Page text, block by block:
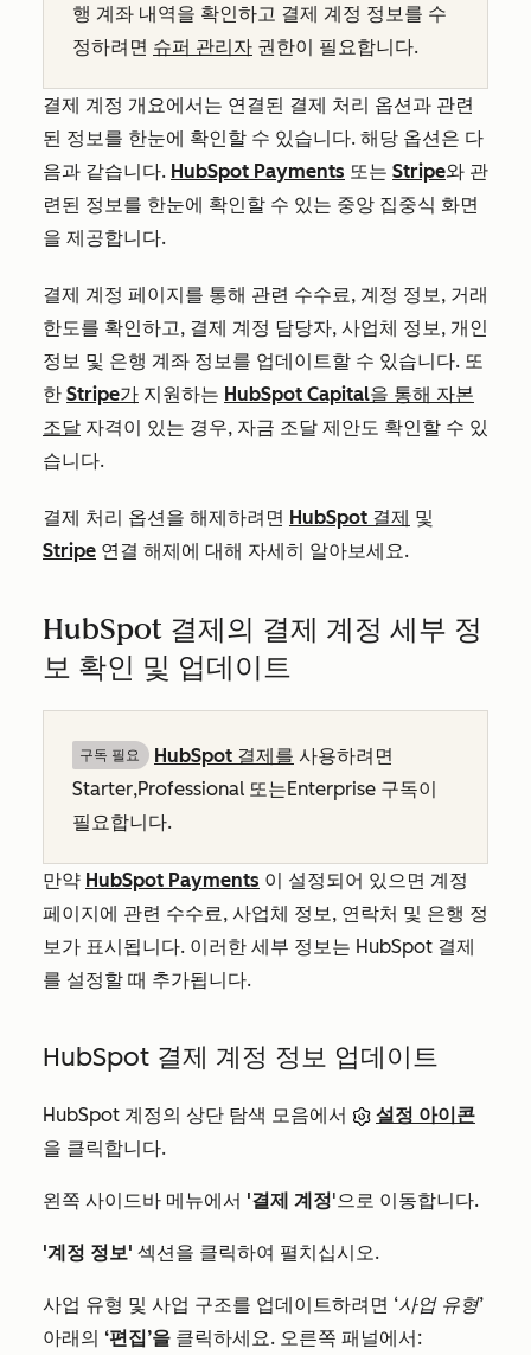
행 계좌 내역을 확인하고 결제 계정 정보를 수
정하려면 슈퍼 관리자 권한이 필요합니다.
결제 계정 개요에서는 연결된 결제 처리 옵션과 관련
된 정보를 한눈에 확인할 수 있습니다. 해당 옵션은 다
음과 같습니다. HubSpot Payments 또는 Stripe와 관
련된 정보를 한눈에 확인할 수 있는 중앙 집중식 화면
을 제공합니다.
결제 계정 페이지를 통해 관련 수수료, 계정 정보, 거래
한도를 확인하고, 결제 계정 담당자, 사업체 정보, 개인
정보 및 은행 계좌 정보를 업데이트할 수 있습니다. 또
한 Stripe가 지원하는 HubSpot Capital을 통해 자본
조달 자격이 있는 경우, 자금 조달 제안도 확인할 수 있
습니다.
결제 처리 옵션을 해제하려면 HubSpot 결제 및
Stripe 연결 해제에 대해 자세히 알아보세요.
HubSpot 결제의 결제 계정 세부 정
보 확인 및 업데이트
구독 필요 HubSpot 결제를 사용하려면
Starter,Professional 또는Enterprise 구독이
필요합니다.
만약 HubSpot Payments 이 설정되어 있으면 계정
페이지에 관련 수수료, 사업체 정보, 연락처 및 은행 정
보가 표시됩니다. 이러한 세부 정보는 HubSpot 결제
를 설정할 때 추가됩니다.
HubSpot 결제 계정 정보 업데이트
HubSpot 계정의 상단 탐색 모음에서
설정 아이콘
을 클릭합니다.
왼쪽 사이드바 메뉴에서 '결제 계정'으로 이동합니다.
'계정 정보' 섹션을 클릭하여 펼치십시오.
사업 유형 및 사업 구조를 업데이트하려면 ‘사업 유형’
아래의 ‘편집’을 클릭하세요. 오른쪽 패널에서: